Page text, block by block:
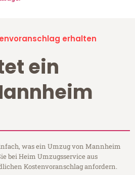
erhalten
ein
was ein Umzug von Mannheim
bei Heim Umzugsservice aus
Kostenvoranschlag anfordern.